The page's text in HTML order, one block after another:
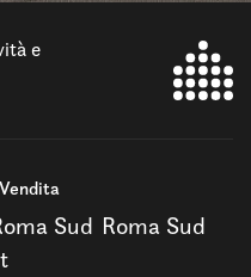
e
Sud Roma Sud